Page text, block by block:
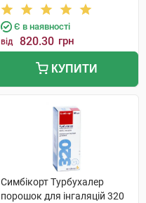
Є в наявності
від 820.30 грн
КУПИТИ
Симбікорт Турбухалер
порошок для інгаляцій 320